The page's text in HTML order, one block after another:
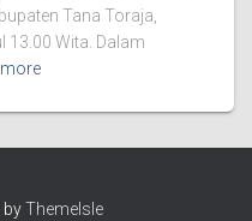
Tana Toraja,
Wita. Dalam
byThemeIsle